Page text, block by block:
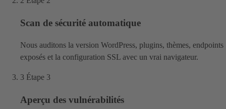
Scan de sécurité automatique
Nous auditons la version WordPress, plugins, thèmes, endpoints
exposés et la configuration SSL avec un vrai navigateur.
3 Étape 3
Aperçu des vulnérabilités